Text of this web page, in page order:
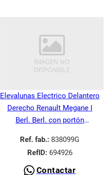
Elevalunas Electrico Delantero
Derecho Renault Megane I
Berl. Berl. con portón
Ref. fab.: 838099G
RefID:694926
Contactar